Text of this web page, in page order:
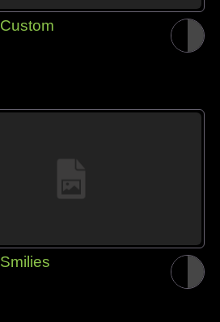
Custom
Smilies